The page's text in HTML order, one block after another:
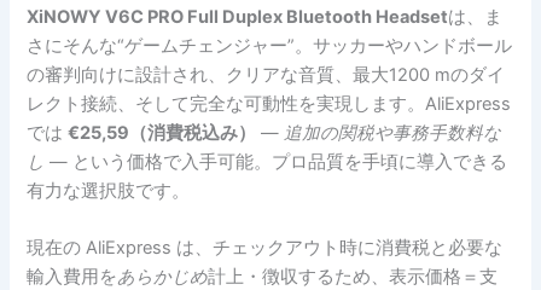
XiNOWY V6C PRO Full Duplex Bluetooth Headsetは、ま
さにそんな“ゲームチェンジャー”。サッカーやハンドボール
の審判向けに設計され、クリアな音質、最大1200 mのダイ
レクト接続、そして完全な可動性を実現します。AliExpress
では€25,59（消費税込み） — 追加の関税や事務手数料な
し — という価格で入手可能。プロ品質を手頃に導入できる
有力な選択肢です。
現在の AliExpress は、チェックアウト時に消費税と必要な
輸入費用をあらかじめ計上・徴収するため、表示価格＝支